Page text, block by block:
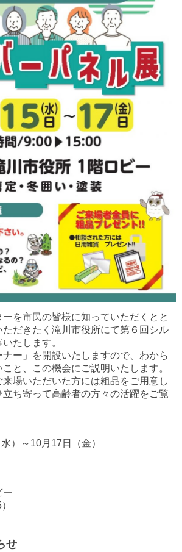
を市民の皆様に知っていただくとと
ただきたく滝川市役所にて第６回シル
たします。
ー」を開設いたしますので、わから
と、この機会にご説明いたします。
来場いただいた方には粗品をご用意し
ち寄って高齢者の方々の活躍をご覧
）～10月17日（金）
ー
せ